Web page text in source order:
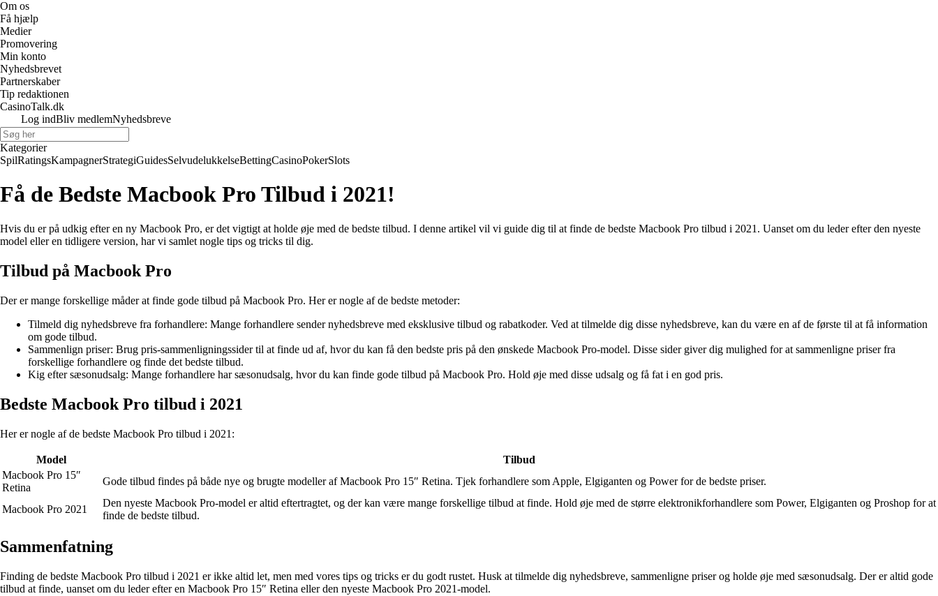
Om os
Få hjælp
Medier
Promovering
Min konto
Nyhedsbrevet
Partnerskaber
Tip redaktionen
CasinoTalk.dk
Log indBliv medlemNyhedsbreve
Kategorier
SpilRatingsKampagnerStrategiGuidesSelvudelukkelseBettingCasinoPokerSlots
Få de Bedste Macbook Pro Tilbud i 2021!
Hvis du er på udkig efter en ny Macbook Pro, er det vigtigt at holde øje med de bedste tilbud. I denne artikel vil vi guide dig til at finde de bedste Macbook Pro tilbud i 2021. Uanset om du leder efter den nyeste
model eller en tidligere version, har vi samlet nogle tips og tricks til dig.
Tilbud på Macbook Pro
Der er mange forskellige måder at finde gode tilbud på Macbook Pro. Her er nogle af de bedste metoder:
Tilmeld dig nyhedsbreve fra forhandlere: Mange forhandlere sender nyhedsbreve med eksklusive tilbud og rabatkoder. Ved at tilmelde dig disse nyhedsbreve, kan du være en af de første til at få information
om gode tilbud.
Sammenlign priser: Brug pris-sammenligningssider til at finde ud af, hvor du kan få den bedste pris på den ønskede Macbook Pro-model. Disse sider giver dig mulighed for at sammenligne priser fra
forskellige forhandlere og finde det bedste tilbud.
Kig efter sæsonudsalg: Mange forhandlere har sæsonudsalg, hvor du kan finde gode tilbud på Macbook Pro. Hold øje med disse udsalg og få fat i en god pris.
Bedste Macbook Pro tilbud i 2021
Her er nogle af de bedste Macbook Pro tilbud i 2021:
Model
Tilbud
Macbook Pro 15″
Retina
Gode tilbud findes på både nye og brugte modeller af Macbook Pro 15″ Retina. Tjek forhandlere som Apple, Elgiganten og Power for de bedste priser.
Macbook Pro 2021
Den nyeste Macbook Pro-model er altid eftertragtet, og der kan være mange forskellige tilbud at finde. Hold øje med de større elektronikforhandlere som Power, Elgiganten og Proshop for at
finde de bedste tilbud.
Sammenfatning
Finding de bedste Macbook Pro tilbud i 2021 er ikke altid let, men med vores tips og tricks er du godt rustet. Husk at tilmelde dig nyhedsbreve, sammenligne priser og holde øje med sæsonudsalg. Der er altid gode
tilbud at finde, uanset om du leder efter en Macbook Pro 15″ Retina eller den nyeste Macbook Pro 2021-model.